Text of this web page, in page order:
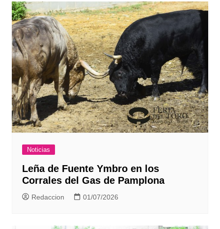
Noticias
Leña de Fuente Ymbro en los
Corrales del Gas de Pamplona
Redaccion 01/07/2026